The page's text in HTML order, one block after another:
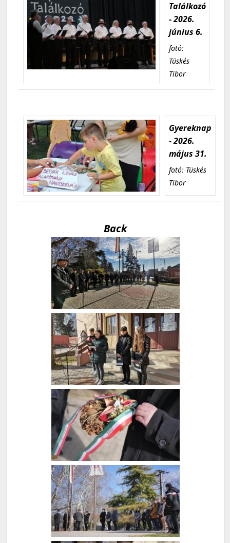
Találkozó
- 2026.
június 6.
fotó:
Tüskés
Tibor
Gyereknap
- 2026.
május 31.
fotó: Tüskés
Tibor
Back